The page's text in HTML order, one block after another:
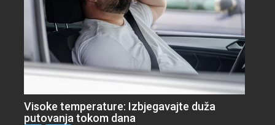
Visoke temperature: Izbjegavajte duža
putovanja tokom dana